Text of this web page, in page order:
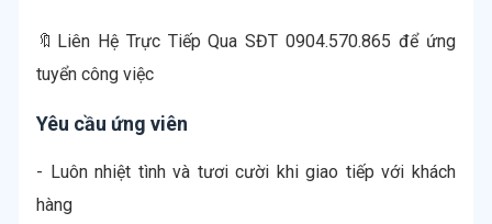
🔖Liên Hệ Trực Tiếp Qua SĐT 0904.570.865 để ứng
tuyển công việc
Yêu cầu ứng viên
- Luôn nhiệt tình và tươi cười khi giao tiếp với khách
hàng